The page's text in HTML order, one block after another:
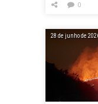
0
28 de junho de